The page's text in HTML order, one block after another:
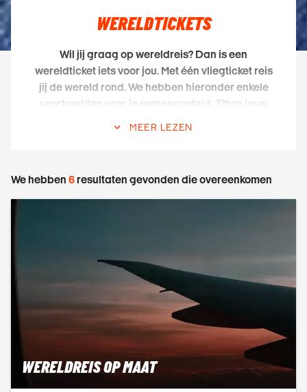
WERELDTICKETS
Wil jij graag op wereldreis? Dan is een
wereldticket iets voor jou. Met één vliegticket reis
jij de wereld rond. We hebben hieronder enkele
voorbeelden voor je samengesteld. Zitten jouw
CONTACTEER EEN REISEXPERT
De basis van je wereldreis is het wereldticket.
Anders dan bij retourtickets is een wereldticket
samenstellen nog altijd echt specialistenwerk. Je
hebt namelijk te maken met meerdere tickets van
verschillende vliegmaatschappijen, met als gevolg
dat er heel wat verschillende regels en
uitzonderingen op jouw wereldreis van toepassing
MEER LEZEN
We hebben 6resultaten gevonden die overeenkomen
WERELDREIS OP MAAT